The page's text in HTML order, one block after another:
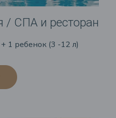
/ СПА и ресторан
1 ребенок (3 -12 л)